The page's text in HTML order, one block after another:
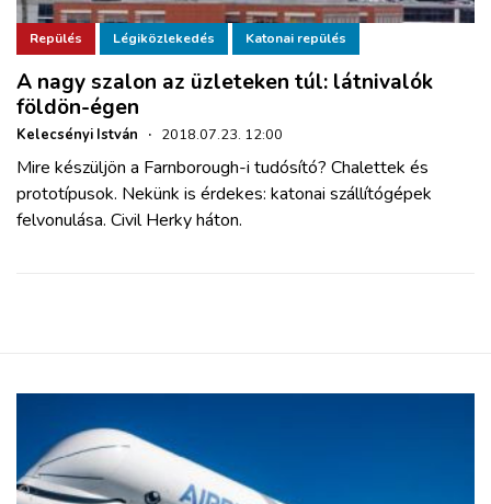
Repülés Légiközlekedés Katonai repülés
A nagy szalon az üzleteken túl: látnivalók
földön-égen
Kelecsényi István · 2018.07.23. 12:00
Mire készüljön a Farnborough-i tudósító? Chalettek és
prototípusok. Nekünk is érdekes: katonai szállítógépek
felvonulása. Civil Herky háton.